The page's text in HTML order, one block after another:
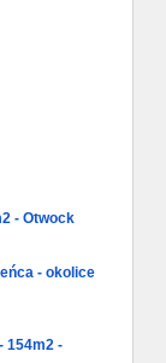
- Otwock
- okolice
154m2 -